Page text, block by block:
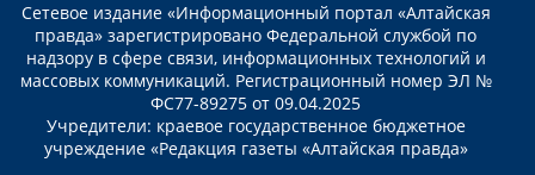
Сетевое издание «Информационный портал «Алтайская
правда» зарегистрировано Федеральной службой по
надзору в сфере связи, информационных технологий и
массовых коммуникаций. Регистрационный номер ЭЛ №
ФС77-89275 от 09.04.2025
Учредители: краевое государственное бюджетное
учреждение «Редакция газеты «Алтайская правда»